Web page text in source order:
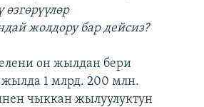
жолдору бар дейсиз?
он жылдан бери
1 млрд. 200 млн.
чыккан жылуулуктун